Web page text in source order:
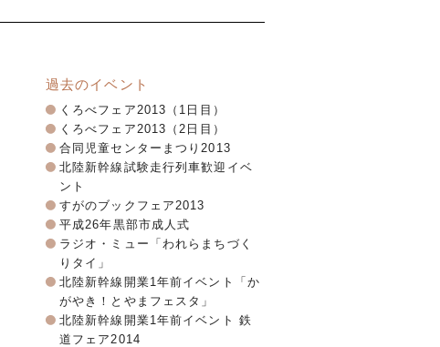
過去のイベント
くろべフェア2013（1日目）
くろべフェア2013（2日目）
合同児童センターまつり2013
北陸新幹線試験走行列車歓迎イベ
ント
すがのブックフェア2013
平成26年黒部市成人式
ラジオ・ミュー「われらまちづく
りタイ」
北陸新幹線開業1年前イベント「か
がやき！とやまフェスタ」
北陸新幹線開業1年前イベント 鉄
道フェア2014